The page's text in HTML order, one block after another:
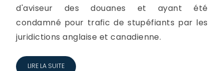
d'aviseur des douanes et ayant été
condamné pour trafic de stupéfiants par les
juridictions anglaise et canadienne.
LIRE LA SUITE